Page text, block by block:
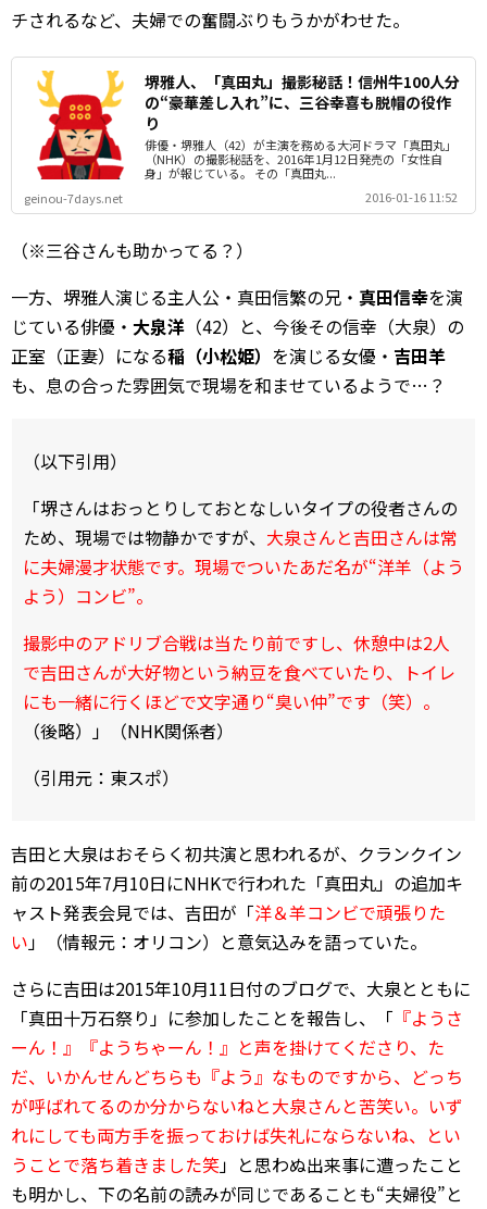
チされるなど、夫婦での奮闘ぶりもうかがわせた。
堺雅人、「真田丸」撮影秘話！信州牛100人分
の“豪華差し入れ”に、三谷幸喜も脱帽の役作
り
俳優・堺雅人（42）が主演を務める大河ドラマ「真田丸」
（NHK）の撮影秘話を、2016年1月12日発売の「女性自
身」が報じている。 その「真田丸...
geinou-7days.net
2016-01-16 11:52
（※三谷さんも助かってる？）
一方、堺雅人演じる主人公・真田信繁の兄・ 真田信幸を演
じている俳優・ 大泉洋 （42）と、今後その信幸（大泉）の
正室（正妻）になる稲（小松姫） を演じる女優・ 吉田羊
も、息の合った雰囲気で現場を和ませているようで…？
（以下引用）
「堺さんはおっとりしておとなしいタイプの役者さんの
ため、現場では物静かですが、 大泉さんと吉田さんは常
に夫婦漫才状態です。現場でついたあだ名が“洋羊（よう
よう）コンビ”。
撮影中のアドリブ合戦は当たり前ですし、休憩中は2人
で吉田さんが大好物という納豆を食べていたり、トイレ
にも一緒に行くほどで文字通り“臭い仲”です（笑）。
（後略）」（NHK関係者）
（引用元：東スポ）
吉田と大泉はおそらく初共演と思われるが、クランクイン
前の2015年7月10日にNHKで行われた「真田丸」の追加キ
ャスト発表会見では、吉田が「洋＆羊コンビで頑張りた
い」（情報元：オリコン）と意気込みを語っていた。
さらに吉田は2015年10月11日付のブログで、大泉とともに
「真田十万石祭り」に参加したことを報告し、「 『ようさ
ーん！』『ようちゃーん！』と声を掛けてくださり、た
だ、いかんせんどちらも『よう』なものですから、どっち
が呼ばれてるのか分からないねと大泉さんと苦笑い。いず
れにしても両方手を振っておけば失礼にならないね、とい
うことで落ち着きました笑」と思わぬ出来事に遭ったこと
も明かし、下の名前の読みが同じであることも“夫婦役”と